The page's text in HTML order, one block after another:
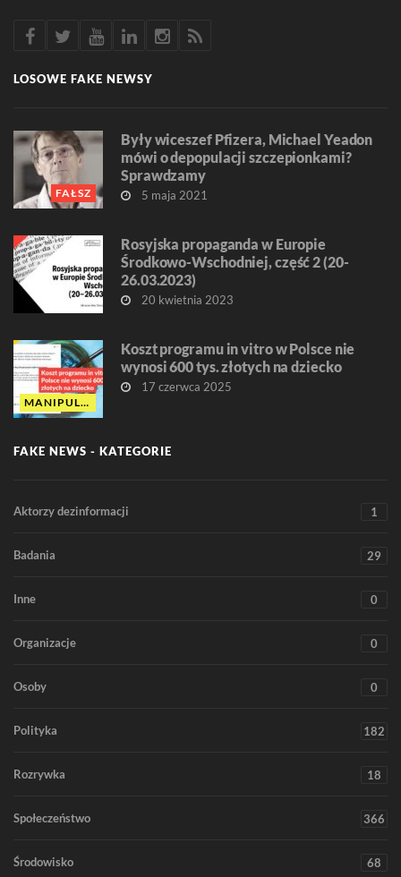
LOSOWE FAKE NEWSY
FAŁSZ
Były wiceszef Pfizera, Michael Yeadon
mówi o depopulacji szczepionkami?
Sprawdzamy
5 maja 2021
Rosyjska propaganda w Europie
Środkowo-Wschodniej, część 2 (20-
26.03.2023)
20 kwietnia 2023
MANIPULACJA
Koszt programu in vitro w Polsce nie
wynosi 600 tys. złotych na dziecko
17 czerwca 2025
FAKE NEWS - KATEGORIE
Aktorzy dezinformacji 1
Badania 29
Inne 0
Organizacje 0
Osoby 0
Polityka 182
Rozrywka 18
Społeczeństwo 366
Środowisko 68